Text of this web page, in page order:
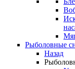
Рыболовные
Назад